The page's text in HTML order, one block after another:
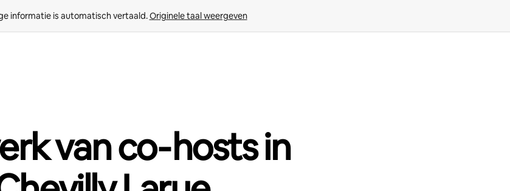
informatie is automatisch vertaald. Originele taal weergeven
van co‑hosts in